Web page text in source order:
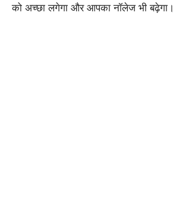
को अच्छा लगेगा और आपका नॉलेज भी बढ़ेगा।